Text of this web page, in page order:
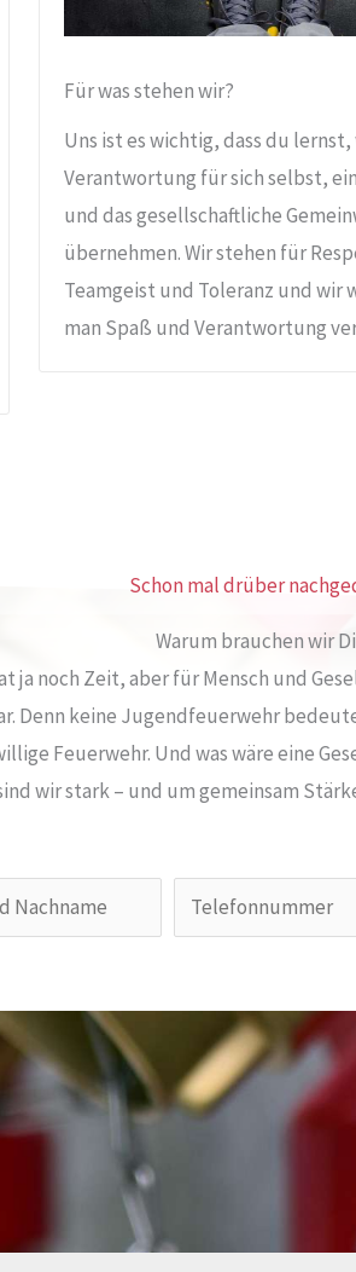
Für was stehen wir?
Uns ist es wichtig, dass du
Verantwortung für sich selbst,
und das gesellschaftliche
übernehmen. Wir stehen für
Teamgeist und Toleranz und wir
man Spaß und Verantwortung
Schon mal drüber
Warum brauchen wir
ja noch Zeit, aber für Mensch und
Denn keine Jugendfeuerwehr
Feuerwehr. Und was wäre eine
wir stark – und um gemeinsam
e
e
o
n